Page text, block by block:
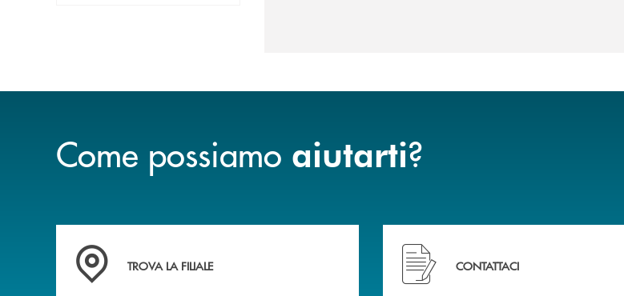
Come possiamo aiutarti?
Trova la filiale più vicina a te .
TROVA LA FILIALE
Hai bisogno di assistenza immediata?
CONTATTACI